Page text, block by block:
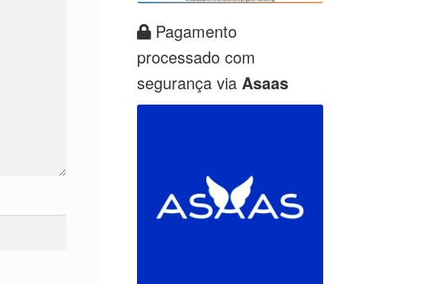
Pagamento
processado com
segurança via Asaas